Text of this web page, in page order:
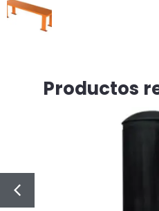
Productos